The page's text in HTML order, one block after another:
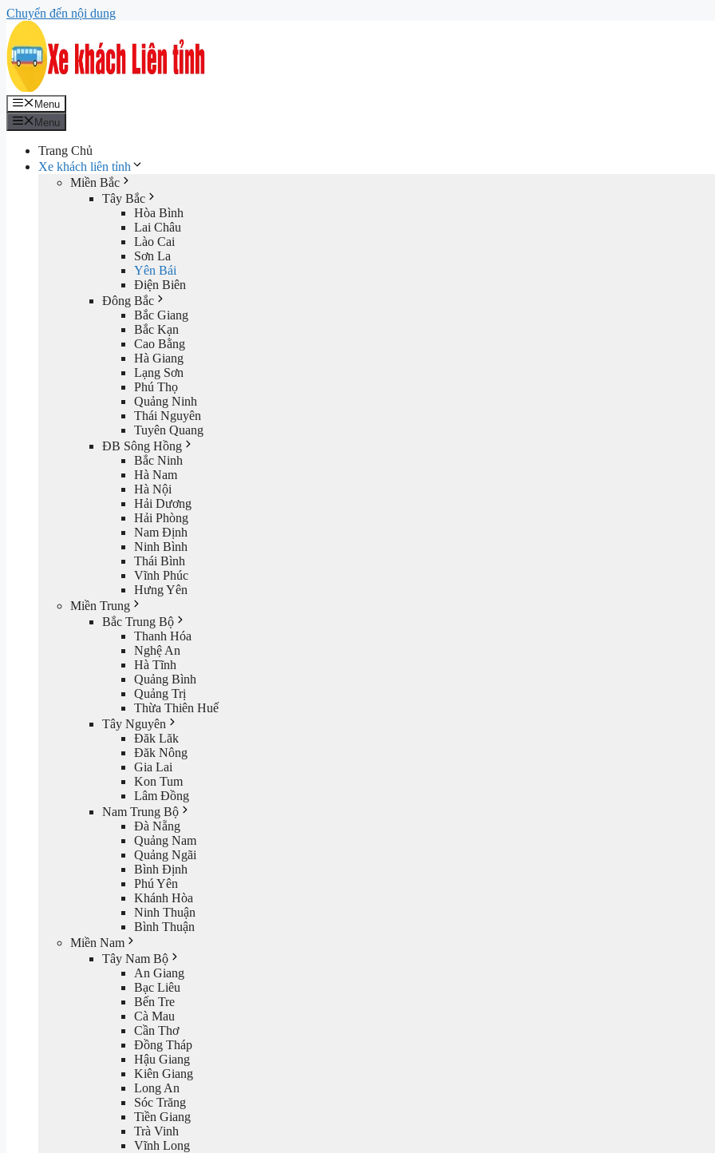
Chuyển đến nội dung
Menu
Menu
Trang Chủ
Xe khách liên tỉnh
Miền Bắc
Tây Bắc
Hòa Bình
Lai Châu
Lào Cai
Sơn La
Yên Bái
Điện Biên
Đông Bắc
Bắc Giang
Bắc Kạn
Cao Bằng
Hà Giang
Lạng Sơn
Phú Thọ
Quảng Ninh
Thái Nguyên
Tuyên Quang
ĐB Sông Hồng
Bắc Ninh
Hà Nam
Hà Nội
Hải Dương
Hải Phòng
Nam Định
Ninh Bình
Thái Bình
Vĩnh Phúc
Hưng Yên
Miền Trung
Bắc Trung Bộ
Thanh Hóa
Nghệ An
Hà Tĩnh
Quảng Bình
Quảng Trị
Thừa Thiên Huế
Tây Nguyên
Đăk Lăk
Đăk Nông
Gia Lai
Kon Tum
Lâm Đồng
Nam Trung Bộ
Đà Nẵng
Quảng Nam
Quảng Ngãi
Bình Định
Phú Yên
Khánh Hòa
Ninh Thuận
Bình Thuận
Miền Nam
Tây Nam Bộ
An Giang
Bạc Liêu
Bến Tre
Cà Mau
Cần Thơ
Đồng Tháp
Hậu Giang
Kiên Giang
Long An
Sóc Trăng
Tiền Giang
Trà Vinh
Vĩnh Long